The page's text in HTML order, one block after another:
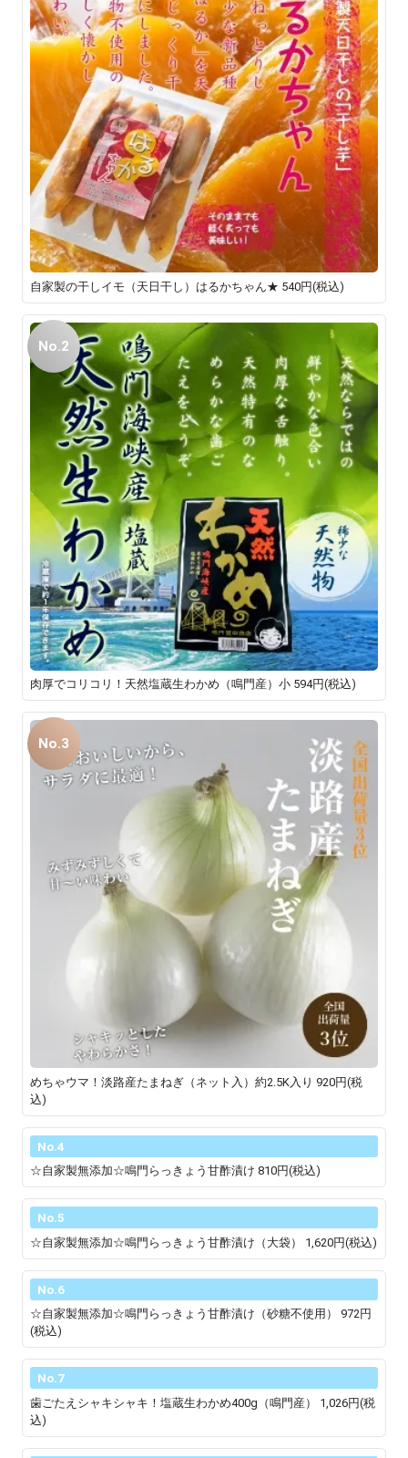
自家製の干しイモ（天日干し）はるかちゃん★ 540円(税込)
No.2
肉厚でコリコリ！天然塩蔵生わかめ（鳴門産）小 594円(税込)
No.3
めちゃウマ！淡路産たまねぎ（ネット入）約2.5K入り920円(税
込)
No.4
☆自家製無添加☆鳴門らっきょう甘酢漬け810円(税込)
No.5
☆自家製無添加☆鳴門らっきょう甘酢漬け（大袋） 1,620円(税込)
No.6
☆自家製無添加☆鳴門らっきょう甘酢漬け（砂糖不使用）972円
(税込)
No.7
歯ごたえシャキシャキ！塩蔵生わかめ400g（鳴門産） 1,026円(税
込)